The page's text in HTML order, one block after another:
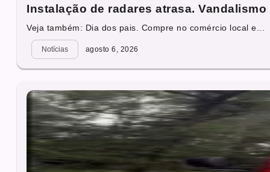
Instalação de radares atrasa.
Veja também: Dia dos pais. Compre no comércio local e...
Notícias agosto 6, 2026